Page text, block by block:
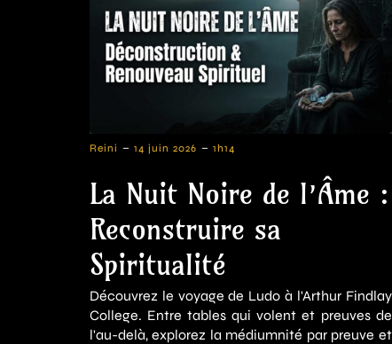
Reini - 14 juin 2026 - 1h14
La Nuit Noire de l’Âme :
Reconstruire sa
Spiritualité
Découvrez le voyage de Ludo à l'Arthur Findlay
College. Entre tables qui volent et preuves de
l'au-delà, explorez la médiumnité par preuve et